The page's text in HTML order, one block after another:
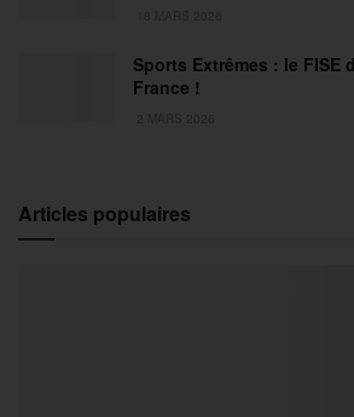
Sports Extrêmes : le FISE
France !
Articles populaires